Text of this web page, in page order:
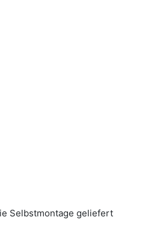
Selbstmontage geliefert